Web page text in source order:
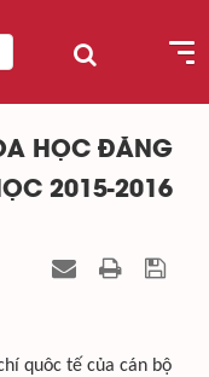
HỌC ĐĂNG
2015-2016
quôc tế của cán bộ